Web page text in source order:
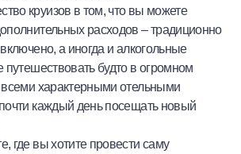
круизов в том, что вы можете
расходов – традиционно
а иногда и алкогольные
путешествовать будто в огромном
всеми характерными отельными
каждый день посещать новый
где вы хотите провести саму